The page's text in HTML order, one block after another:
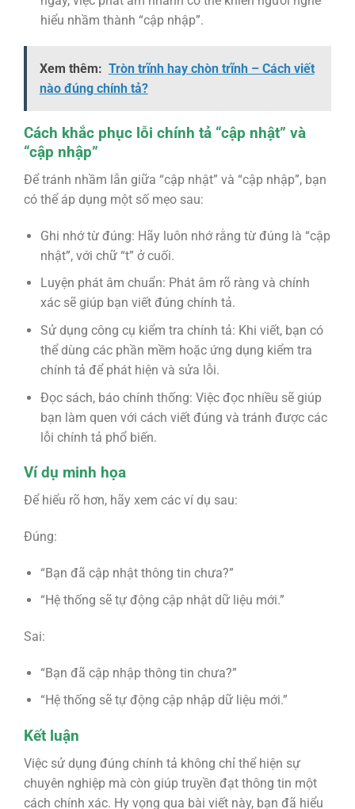
hiểu nhầm thành “cập nhập”.
Xem thêm: Tròn trĩnh hay chòn trĩnh – Cách viết
nào đúng chính tả?
Cách khắc phục lỗi chính tả “cập nhật” và
“cập nhập”
Để tránh nhầm lẫn giữa “cập nhật” và “cập nhập”, bạn
có thể áp dụng một số mẹo sau:
Ghi nhớ từ đúng: Hãy luôn nhớ rằng từ đúng là “cập
nhật”, với chữ “t” ở cuối.
Luyện phát âm chuẩn: Phát âm rõ ràng và chính
xác sẽ giúp bạn viết đúng chính tả.
Sử dụng công cụ kiểm tra chính tả: Khi viết, bạn có
thể dùng các phần mềm hoặc ứng dụng kiểm tra
chính tả để phát hiện và sửa lỗi.
Đọc sách, báo chính thống: Việc đọc nhiều sẽ giúp
bạn làm quen với cách viết đúng và tránh được các
lỗi chính tả phổ biến.
Ví dụ minh họa
Để hiểu rõ hơn, hãy xem các ví dụ sau:
Đúng:
“Bạn đã cập nhật thông tin chưa?”
“Hệ thống sẽ tự động cập nhật dữ liệu mới.”
Sai:
“Bạn đã cập nhập thông tin chưa?”
“Hệ thống sẽ tự động cập nhập dữ liệu mới.”
Kết luận
Việc sử dụng đúng chính tả không chỉ thể hiện sự
chuyên nghiệp mà còn giúp truyền đạt thông tin một
cách chính xác. Hy vọng qua bài viết này, bạn đã hiểu